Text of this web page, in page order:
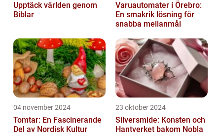
Upptäck världen genom
Biblar
Varuautomater i Örebro:
En smakrik lösning för
snabba mellanmål
04 november 2024
Tomtar: En Fascinerande
Del av Nordisk Kultur
23 oktober 2024
Silversmide: Konsten och
Hantverket bakom Nobla